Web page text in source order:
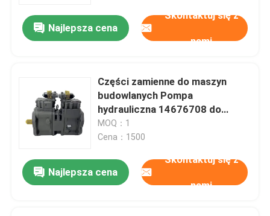
Najlepsza cena
Skontaktuj się z
nami
Części zamienne do maszyn
budowlanych Pompa
hydrauliczna 14676708 do
koparki Volvo EX950D
MOQ：1
Cena：1500
Najlepsza cena
Skontaktuj się z
nami